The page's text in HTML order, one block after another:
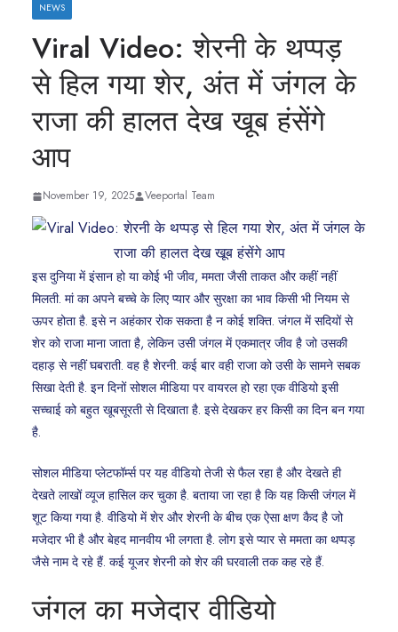
NEWS
Viral Video: शेरनी के थप्पड़
से हिल गया शेर, अंत में जंगल के
राजा की हालत देख खूब हंसेंगे
आप
November 19, 2025 Veeportal Team
इस दुनिया में इंसान हो या कोई भी जीव, ममता जैसी ताकत और कहीं नहीं
मिलती. मां का अपने बच्चे के लिए प्यार और सुरक्षा का भाव किसी भी नियम से
ऊपर होता है. इसे न अहंकार रोक सकता है न कोई शक्ति. जंगल में सदियों से
शेर को राजा माना जाता है, लेकिन उसी जंगल में एकमात्र जीव है जो उसकी
दहाड़ से नहीं घबराती. वह है शेरनी. कई बार वही राजा को उसी के सामने सबक
सिखा देती है. इन दिनों सोशल मीडिया पर वायरल हो रहा एक वीडियो इसी
सच्चाई को बहुत खूबसूरती से दिखाता है. इसे देखकर हर किसी का दिन बन गया
है.
सोशल मीडिया प्लेटफॉर्म्स पर यह वीडियो तेजी से फैल रहा है और देखते ही
देखते लाखों व्यूज हासिल कर चुका है. बताया जा रहा है कि यह किसी जंगल में
शूट किया गया है. वीडियो में शेर और शेरनी के बीच एक ऐसा क्षण कैद है जो
मजेदार भी है और बेहद मानवीय भी लगता है. लोग इसे प्यार से ममता का थप्पड़
जैसे नाम दे रहे हैं. कई यूजर शेरनी को शेर की घरवाली तक कह रहे हैं.
जंगल का मजेदार वीडियो